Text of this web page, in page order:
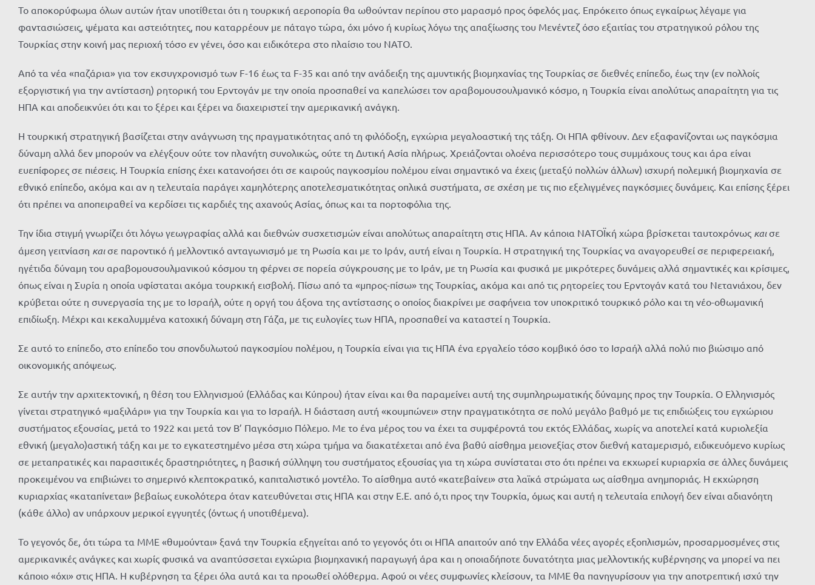
Το αποκορύφωμα όλων αυτών ήταν υποτίθεται ότι η τουρκική αεροπορία θα ωθούνταν περίπου στο μαρασμό προς όφελός μας. Επρόκειτο όπως εγκαίρως λέγαμε για
φαντασιώσεις, ψέματα και αστειότητες, που καταρρέουν με πάταγο τώρα, όχι μόνο ή κυρίως λόγω της απαξίωσης του Μενέντεζ όσο εξαιτίας του στρατηγικού ρόλου της
Τουρκίας στην κοινή μας περιοχή τόσο εν γένει, όσο και ειδικότερα στο πλαίσιο του ΝΑΤΟ.
Από τα νέα «παζάρια» για τον εκσυγχρονισμό των F-16 έως τα F-35 και από την ανάδειξη της αμυντικής βιομηχανίας της Τουρκίας σε διεθνές επίπεδο, έως την (εν πολλοίς
εξοργιστική για την αντίσταση) ρητορική του Ερντογάν με την οποία προσπαθεί να καπελώσει τον αραβομουσουλμανικό κόσμο, η Τουρκία είναι απολύτως απαραίτητη για τις
ΗΠΑ και αποδεικνύει ότι και το ξέρει και ξέρει να διαχειριστεί την αμερικανική ανάγκη.
Η τουρκική στρατηγική βασίζεται στην ανάγνωση της πραγματικότητας από τη φιλόδοξη, εγχώρια μεγαλοαστική της τάξη. Οι ΗΠΑ φθίνουν. Δεν εξαφανίζονται ως παγκόσμια
δύναμη αλλά δεν μπορούν να ελέγξουν ούτε τον πλανήτη συνολικώς, ούτε τη Δυτική Ασία πλήρως. Χρειάζονται ολοένα περισσότερο τους συμμάχους τους και άρα είναι
ευεπίφορες σε πιέσεις. Η Τουρκία επίσης έχει κατανοήσει ότι σε καιρούς παγκοσμίου πολέμου είναι σημαντικό να έχεις (μεταξύ πολλών άλλων) ισχυρή πολεμική βιομηχανία σε
εθνικό επίπεδο, ακόμα και αν η τελευταία παράγει χαμηλότερης αποτελεσματικότητας οπλικά συστήματα, σε σχέση με τις πιο εξελιγμένες παγκόσμιες δυνάμεις. Και επίσης ξέρει
ότι πρέπει να αποπειραθεί να κερδίσει τις καρδιές της αχανούς Ασίας, όπως και τα πορτοφόλια της.
Την ίδια στιγμή γνωρίζει ότι λόγω γεωγραφίας αλλά και διεθνών συσχετισμών είναι απολύτως απαραίτητη στις ΗΠΑ. Αν κάποια ΝΑΤΟΪκή χώρα βρίσκεται ταυτοχρόνως καισε
άμεση γειτνίαση καισε παροντικό ή μελλοντικό ανταγωνισμό με τη Ρωσία και με το Ιράν, αυτή είναι η Τουρκία. Η στρατηγική της Τουρκίας να αναγορευθεί σε περιφερειακή,
ηγέτιδα δύναμη του αραβομουσουλμανικού κόσμου τη φέρνει σε πορεία σύγκρουσης με το Ιράν, με τη Ρωσία και φυσικά με μικρότερες δυνάμεις αλλά σημαντικές και κρίσιμες,
όπως είναι η Συρία η οποία υφίσταται ακόμα τουρκική εισβολή. Πίσω από τα «μπρος-πίσω» της Τουρκίας, ακόμα και από τις ρητορείες του Ερντογάν κατά του Νετανιάχου, δεν
κρύβεται ούτε η συνεργασία της με το Ισραήλ, ούτε η οργή του άξονα της αντίστασης ο οποίος διακρίνει με σαφήνεια τον υποκριτικό τουρκικό ρόλο και τη νέο-οθωμανική
επιδίωξη. Μέχρι και κεκαλυμμένα κατοχική δύναμη στη Γάζα, με τις ευλογίες των ΗΠΑ, προσπαθεί να καταστεί η Τουρκία.
Σε αυτό το επίπεδο, στο επίπεδο του σπονδυλωτού παγκοσμίου πολέμου, η Τουρκία είναι για τις ΗΠΑ ένα εργαλείο τόσο κομβικό όσο το Ισραήλ αλλά πολύ πιο βιώσιμο από
οικονομικής απόψεως.
Σε αυτήν την αρχιτεκτονική, η θέση του Ελληνισμού (Ελλάδας και Κύπρου) ήταν είναι και θα παραμείνει αυτή της συμπληρωματικής δύναμης προς την Τουρκία. Ο Ελληνισμός
γίνεται στρατηγικό «μαξιλάρι» για την Τουρκία και για το Ισραήλ. Η διάσταση αυτή «κουμπώνει» στην πραγματικότητα σε πολύ μεγάλο βαθμό με τις επιδιώξεις του εγχώριου
συστήματος εξουσίας, μετά το 1922 και μετά τον Β’ Παγκόσμιο Πόλεμο. Με το ένα μέρος του να έχει τα συμφέροντά του εκτός Ελλάδας, χωρίς να αποτελεί κατά κυριολεξία
εθνική (μεγαλο)αστική τάξη και με το εγκατεστημένο μέσα στη χώρα τμήμα να διακατέχεται από ένα βαθύ αίσθημα μειονεξίας στον διεθνή καταμερισμό, ειδικευόμενο κυρίως
σε μεταπρατικές και παρασιτικές δραστηριότητες, η βασική σύλληψη του συστήματος εξουσίας για τη χώρα συνίσταται στο ότι πρέπει να εκχωρεί κυριαρχία σε άλλες δυνάμεις
προκειμένου να επιβιώνει το σημερινό κλεπτοκρατικό, καπιταλιστικό μοντέλο. Το αίσθημα αυτό «κατεβαίνει» στα λαϊκά στρώματα ως αίσθημα ανημποριάς. Η εκχώρηση
κυριαρχίας «καταπίνεται» βεβαίως ευκολότερα όταν κατευθύνεται στις ΗΠΑ και στην Ε.Ε. από ό,τι προς την Τουρκία, όμως και αυτή η τελευταία επιλογή δεν είναι αδιανόητη
(κάθε άλλο) αν υπάρχουν μερικοί εγγυητές (όντως ή υποτιθέμενα).
Το γεγονός δε, ότι τώρα τα ΜΜΕ «θυμούνται» ξανά την Τουρκία εξηγείται από το γεγονός ότι οι ΗΠΑ απαιτούν από την Ελλάδα νέες αγορές εξοπλισμών, προσαρμοσμένες στις
αμερικανικές ανάγκες και χωρίς φυσικά να αναπτύσσεται εγχώρια βιομηχανική παραγωγή άρα και η οποιαδήποτε δυνατότητα μιας μελλοντικής κυβέρνησης να μπορεί να πει
κάποιο «όχι» στις ΗΠΑ. Η κυβέρνηση τα ξέρει όλα αυτά και τα προωθεί ολόθερμα. Αφού οι νέες συμφωνίες κλείσουν, τα ΜΜΕ θα πανηγυρίσουν για την αποτρεπτική ισχύ την